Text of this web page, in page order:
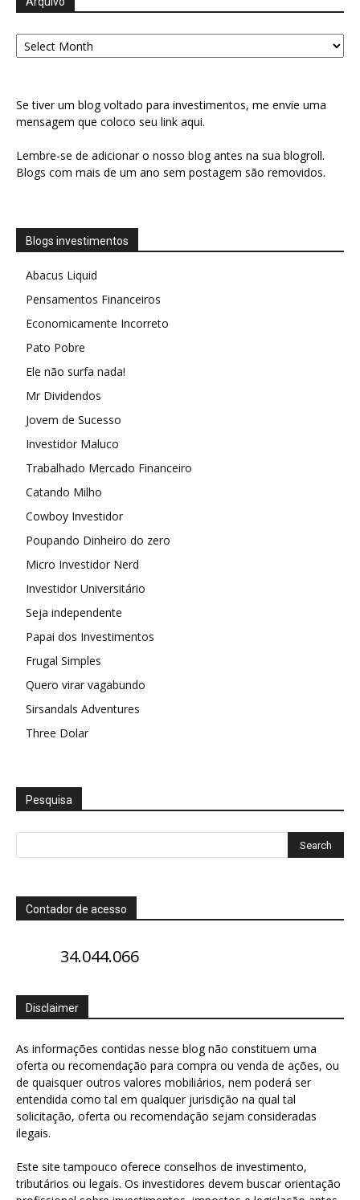
Arquivo
Se tiver um blog voltado para investimentos, me envie uma
mensagem que coloco seu link aqui.
Lembre-se de adicionar o nosso blog antes na sua blogroll.
Blogs com mais de um ano sem postagem são removidos.
Blogs investimentos
Abacus Liquid
Pensamentos Financeiros
Economicamente Incorreto
Pato Pobre
Ele não surfa nada!
Mr Dividendos
Jovem de Sucesso
Investidor Maluco
Trabalhado Mercado Financeiro
Catando Milho
Cowboy Investidor
Poupando Dinheiro do zero
Micro Investidor Nerd
Investidor Universitário
Seja independente
Papai dos Investimentos
Frugal Simples
Quero virar vagabundo
Sirsandals Adventures
Three Dolar
Pesquisa
Contador de acesso
34.044.066
Disclaimer
As informações contidas nesse blog não constituem uma
oferta ou recomendação para compra ou venda de ações, ou
de quaisquer outros valores mobiliários, nem poderá ser
entendida como tal em qualquer jurisdição na qual tal
solicitação, oferta ou recomendação sejam consideradas
ilegais.
Este site tampouco oferece conselhos de investimento,
tributários ou legais. Os investidores devem buscar orientação